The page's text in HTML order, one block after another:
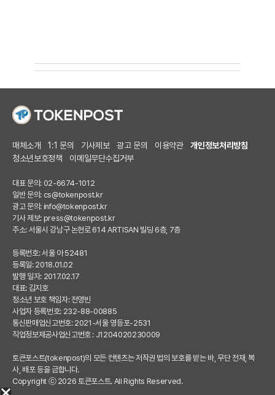
매체소개 1:1 문의 기사제보 광고 문의 이용약관
개인정보처리방침
청소년보호정책
이메일무단수집거부
대표 문의: 02-6674-1012
일반 문의: cs@tokenpost.kr
광고 문의: info@tokenpost.kr
기사 제보: press@tokenpost.kr
주소: 서울시 강남구 논현로 614 ARTISAN 빌딩 6층, 7층
등록번호: 서울 아 52481
등록일: 2018.01.02
발행 일자: 2017.02.17
대표: 김지호
청소년 보호 책임자: 전영빈
사업자 등록번호: 232-88-00885
통신판매업신고번호: 2021-서울 영등포-2531
직업정보제공사업신고번호 : J1204020230009
토큰포스트(tokenpost)의 모든 컨텐츠는 저작권 법의 보호를 받는 바, 무단 전재, 복
사, 배포 등을 금합니다.
Copyright ⓒ 2026 토큰포스트. All Rights Reserved.